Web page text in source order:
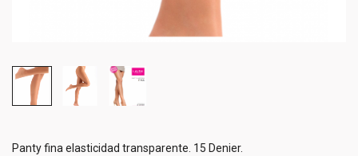
Panty fina elasticidad transparente. 15 Denier.